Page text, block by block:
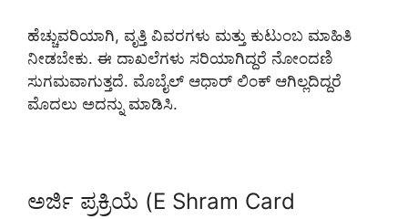
ಹೆಚ್ಚುವರಿಯಾಗಿ, ವೃತ್ತಿ ವಿವರಗಳು ಮತ್ತು ಕುಟುಂಬ ಮಾಹಿತಿ
ನೀಡಬೇಕು. ಈ ದಾಖಲೆಗಳು ಸರಿಯಾಗಿದ್ದರೆ ನೋಂದಣಿ
ಸುಗಮವಾಗುತ್ತದೆ. ಮೊಬೈಲ್ ಆಧಾರ್ ಲಿಂಕ್ ಆಗಿಲ್ಲದಿದ್ದರೆ
ಮೊದಲು ಅದನ್ನು ಮಾಡಿಸಿ.
ಅರ್ಜಿ ಪ್ರಕ್ರಿಯೆ (E Shram Card